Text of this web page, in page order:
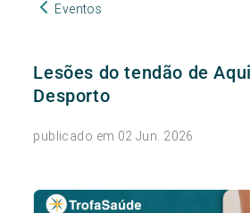
Eventos
Lesões do tendão de
Desporto
publicado em 02 Jun. 2026